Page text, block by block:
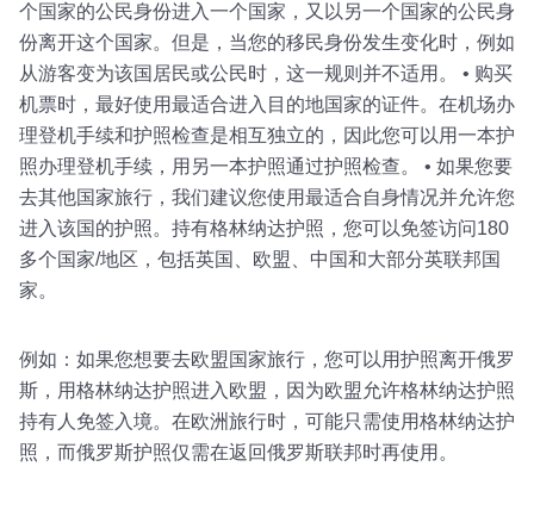
个国家的公民身份进入一个国家，又以另一个国家的公民身
份离开这个国家。但是，当您的移民身份发生变化时，例如
从游客变为该国居民或公民时，这一规则并不适用。 • 购买
机票时，最好使用最适合进入目的地国家的证件。在机场办
理登机手续和护照检查是相互独立的，因此您可以用一本护
照办理登机手续，用另一本护照通过护照检查。 • 如果您要
去其他国家旅行，我们建议您使用最适合自身情况并允许您
进入该国的护照。持有格林纳达护照，您可以免签访问180
多个国家/地区，包括英国、欧盟、中国和大部分英联邦国
家。
例如：如果您想要去欧盟国家旅行，您可以用护照离开俄罗
斯，用格林纳达护照进入欧盟，因为欧盟允许格林纳达护照
持有人免签入境。在欧洲旅行时，可能只需使用格林纳达护
照，而俄罗斯护照仅需在返回俄罗斯联邦时再使用。